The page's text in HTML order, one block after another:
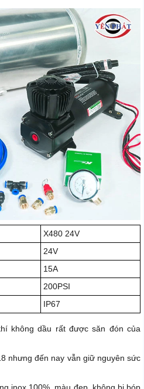
X480 24V
24V
15A
200PSI
IP67
không dầu rất được săn đón của
nhưng đến nay vẫn giữ nguyên sức